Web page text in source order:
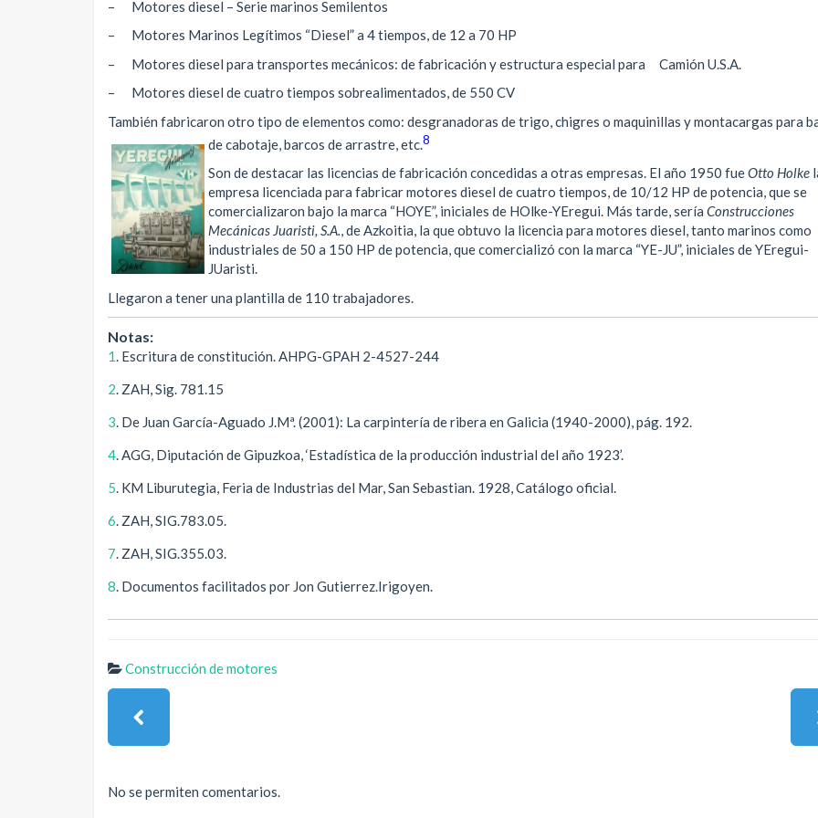
– Motores diesel – Serie marinos Semilentos
– Motores Marinos Legítimos “Diesel” a 4 tiempos, de 12 a 70 HP
– Motores diesel para transportes mecánicos: de fabricación y estructura especial para Camión U.S.A.
– Motores diesel de cuatro tiempos sobrealimentados, de 550 CV
También fabricaron otro tipo de elementos como: desgranadoras de trigo, chigres o maquinillas y montacargas para
de cabotaje, barcos de arrastre, etc.8
Son de destacar las licencias de fabricación concedidas a otras empresas. El año 1950 fueOtto Holke
empresa licenciada para fabricar motores diesel de cuatro tiempos, de 10/12 HP de potencia, que se
comercializaron bajo la marca “HOYE”, iniciales de HOlke-YEregui. Más tarde, sería Construcciones
Mecánicas Juaristi, S.A., de Azkoitia, la que obtuvo la licencia para motores diesel, tanto marinos como
industriales de 50 a 150 HP de potencia, que comercializó con la marca “YE-JU”, iniciales de YEregui-
JUaristi.
Llegaron a tener una plantilla de 110 trabajadores.
Notas:
1. Escritura de constitución. AHPG-GPAH 2-4527-244
2. ZAH, Sig. 781.15
3. De Juan García-Aguado J.Mª. (2001): La carpintería de ribera en Galicia (1940-2000), pág. 192.
4. AGG, Diputación de Gipuzkoa, ‘Estadística de la producción industrial del año 1923’.
5. KM Liburutegia, Feria de Industrias del Mar, San Sebastian. 1928, Catálogo oficial.
6. ZAH, SIG.783.05.
7. ZAH, SIG.355.03.
8. Documentos facilitados por Jon Gutierrez.Irigoyen.
Construcción de motores
No se permiten comentarios.